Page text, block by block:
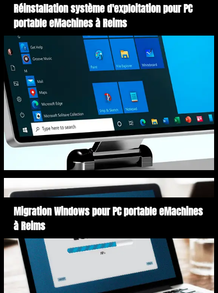
Réinstallation système d'exploitation pour PC
portable eMachines à Reims
Migration Windows pour PC portable eMachines
à Reims